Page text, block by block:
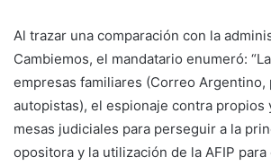
Al trazar una comparación con la
Cambiemos, el mandatario enumeró:
empresas familiares (Correo Argentino,
autopistas), el espionaje contra propios
mesas judiciales para perseguir a la
opositora y la utilización de la AFIP